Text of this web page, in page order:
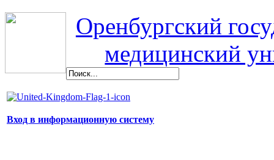
Оренбургский
медицинский
Вход в информационную систему